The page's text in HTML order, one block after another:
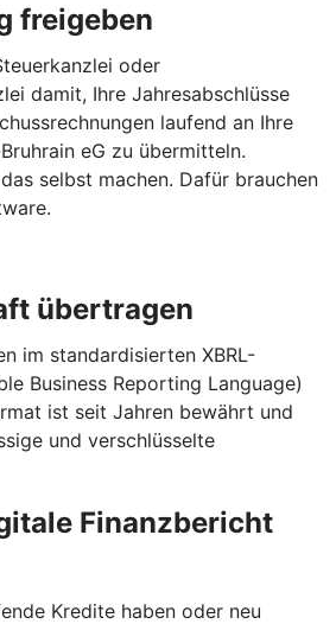
freigeben
oder
damit, Ihre Jahresabschlüsse
laufend an Ihre
eG zu übermitteln.
selbst machen. Dafür brauchen
übertragen
im standardisierten XBRL-
Business Reporting Language)
ist seit Jahren bewährt und
und verschlüsselte
Finanzbericht
Kredite haben oder neu